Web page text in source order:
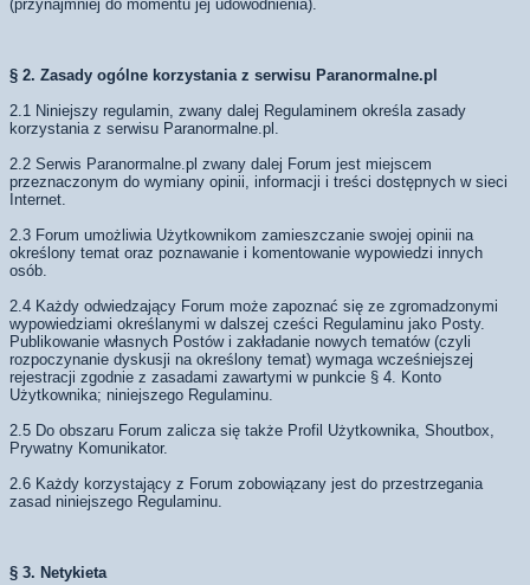
(przynajmniej do momentu jej udowodnienia).
§ 2. Zasady ogólne korzystania z serwisu Paranormalne.pl
2.1 Niniejszy regulamin, zwany dalej Regulaminem określa zasady
korzystania z serwisu Paranormalne.pl.
2.2 Serwis Paranormalne.pl zwany dalej Forum jest miejscem
przeznaczonym do wymiany opinii, informacji i treści dostępnych w sieci
Internet.
2.3 Forum umożliwia Użytkownikom zamieszczanie swojej opinii na
określony temat oraz poznawanie i komentowanie wypowiedzi innych
osób.
2.4 Każdy odwiedzający Forum może zapoznać się ze zgromadzonymi
wypowiedziami określanymi w dalszej cześci Regulaminu jako Posty.
Publikowanie własnych Postów i zakładanie nowych tematów (czyli
rozpoczynanie dyskusji na określony temat) wymaga wcześniejszej
rejestracji zgodnie z zasadami zawartymi w punkcie § 4. Konto
Użytkownika; niniejszego Regulaminu.
2.5 Do obszaru Forum zalicza się także Profil Użytkownika, Shoutbox,
Prywatny Komunikator.
2.6 Każdy korzystający z Forum zobowiązany jest do przestrzegania
zasad niniejszego Regulaminu.
§ 3. Netykieta